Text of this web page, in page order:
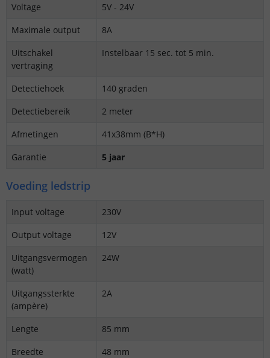
Voltage
5V - 24V
Maximale output
8A
Uitschakel
vertraging
Instelbaar 15 sec. tot 5 min.
Detectiehoek
140 graden
Detectiebereik
2 meter
Afmetingen
41x38mm (B*H)
Garantie
5 jaar
Voeding ledstrip
Input voltage
230V
Output voltage
12V
Uitgangsvermogen
(watt)
24W
Uitgangssterkte
(ampère)
2A
Lengte
85 mm
Breedte
48 mm